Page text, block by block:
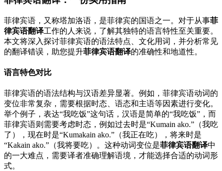
菲律宾语，又称塔加洛语，是菲律宾的国语之一。对于从事菲
律宾语翻译工作的人来说，了解其独特的语言特性至关重要。
本文将深入探讨菲律宾语的语法特点、文化用词，并分析常见
的翻译错误，助您提升菲律宾语翻译的准确性和地道性。
语言特色对比
菲律宾语的语法结构与汉语差异显著。例如，菲律宾语动词的
变位非常复杂，需要根据时态、语态和主语等因素进行变化。
举个例子，表达“我吃饭”这句话，汉语是简单的“我吃饭”，而
菲律宾语则需要考虑时态，例如过去时是“Kumain ako.”（我吃
了），现在时是“Kumakain ako.”（我正在吃），将来时是
“Kakain ako.”（我将要吃）。这种动词变位是菲律宾语翻译中
的一大难点，需要译者准确理解语境，才能选择合适的动词形
式。